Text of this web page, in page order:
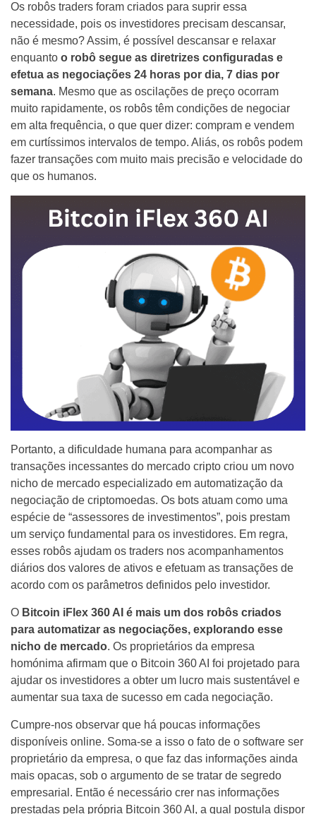
Os robôs traders foram criados para suprir essa
necessidade, pois os investidores precisam descansar,
não é mesmo? Assim, é possível descansar e relaxar
enquanto o robô segue as diretrizes configuradas e
efetua as negociações 24 horas por dia, 7 dias por
semana. Mesmo que as oscilações de preço ocorram
muito rapidamente, os robôs têm condições de negociar
em alta frequência, o que quer dizer: compram e vendem
em curtíssimos intervalos de tempo. Aliás, os robôs podem
fazer transações com muito mais precisão e velocidade do
que os humanos.
Portanto, a dificuldade humana para acompanhar as
transações incessantes do mercado cripto criou um novo
nicho de mercado especializado em automatização da
negociação de criptomoedas. Os bots atuam como uma
espécie de “assessores de investimentos”, pois prestam
um serviço fundamental para os investidores. Em regra,
esses robôs ajudam os traders nos acompanhamentos
diários dos valores de ativos e efetuam as transações de
acordo com os parâmetros definidos pelo investidor.
O Bitcoin iFlex 360 AI é mais um dos robôs criados
para automatizar as negociações, explorando esse
nicho de mercado. Os proprietários da empresa
homónima afirmam que o Bitcoin 360 AI foi projetado para
ajudar os investidores a obter um lucro mais sustentável e
aumentar sua taxa de sucesso em cada negociação.
Cumpre-nos observar que há poucas informações
disponíveis online. Soma-se a isso o fato de o software ser
proprietário da empresa, o que faz das informações ainda
mais opacas, sob o argumento de se tratar de segredo
empresarial. Então é necessário crer nas informações
prestadas pela própria Bitcoin 360 AI, a qual postula dispor